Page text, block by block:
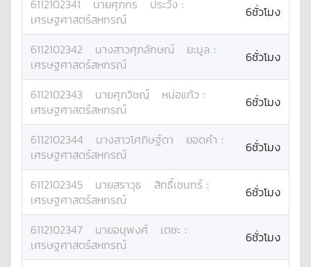
6112102341 นายศุภกร ประวัง :
เศรษฐศาสตร์สหกรณ์
6ชั่วโมง
6112102342 นางสาวศุภลักษณ์ ยะมูล :
เศรษฐศาสตร์สหกรณ์
6ชั่วโมง
6112102343 นายศุภวิชญ์ หน่อแก้ว :
เศรษฐศาสตร์สหกรณ์
6ชั่วโมง
6112102344 นางสาวโศภิษฐ์ดา ยอดคำ :
เศรษฐศาสตร์สหกรณ์
6ชั่วโมง
6112102345 นายสราวุธ สิทธิ์เชนทร์ :
เศรษฐศาสตร์สหกรณ์
6ชั่วโมง
6112102347 นายอนุพงศ์ เตชะ :
เศรษฐศาสตร์สหกรณ์
6ชั่วโมง